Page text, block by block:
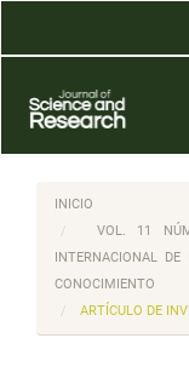
Contenido
Barra
lateral
INICIO
VOL. 11
INTERNACIONAL
CONOCIMIENTO
ARTÍCULO DE